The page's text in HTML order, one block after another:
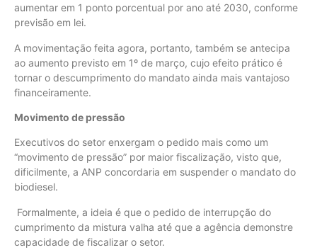
aumentar em 1 ponto porcentual por ano até 2030, conforme
previsão em lei.
A movimentação feita agora, portanto, também se antecipa
ao aumento previsto em 1º de março, cujo efeito prático é
tornar o descumprimento do mandato ainda mais vantajoso
financeiramente.
Movimento de pressão
Executivos do setor enxergam o pedido mais como um
“movimento de pressão” por maior fiscalização, visto que,
dificilmente, a ANP concordaria em suspender o mandato do
biodiesel.
Formalmente, a ideia é que o pedido de interrupção do
cumprimento da mistura valha até que a agência demonstre
capacidade de fiscalizar o setor.